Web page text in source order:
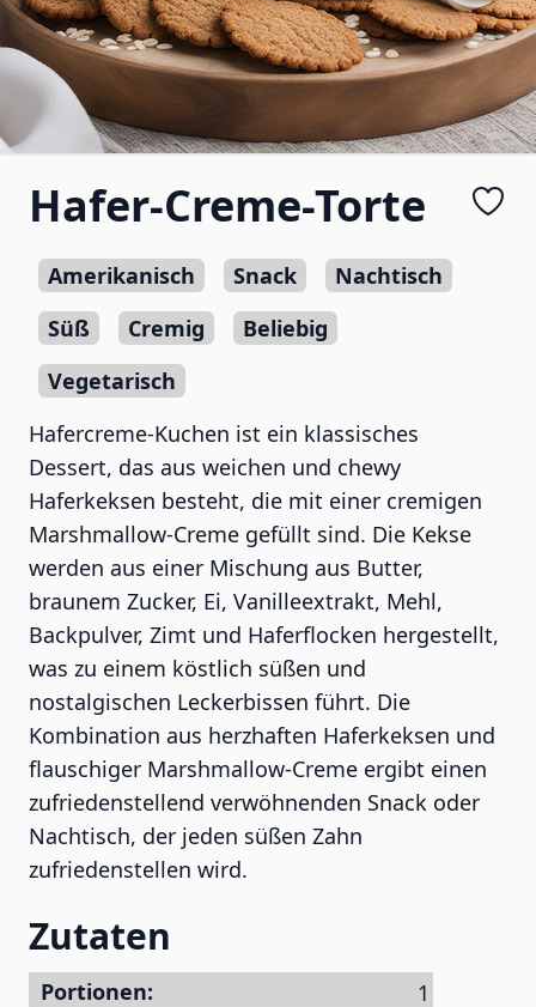
Hafer-Creme-Torte
Amerikanisch Snack
Nachtisch
Süß
Cremig
Beliebig
Vegetarisch
Hafercreme-Kuchen ist ein klassisches
Dessert, das aus weichen und chewy
Haferkeksen besteht, die mit einer cremigen
Marshmallow-Creme gefüllt sind. Die Kekse
werden aus einer Mischung aus Butter,
braunem Zucker, Ei, Vanilleextrakt, Mehl,
Backpulver, Zimt und Haferflocken hergestellt,
was zu einem köstlich süßen und
nostalgischen Leckerbissen führt. Die
Kombination aus herzhaften Haferkeksen und
flauschiger Marshmallow-Creme ergibt einen
zufriedenstellend verwöhnenden Snack oder
Nachtisch, der jeden süßen Zahn
zufriedenstellen wird.
Zutaten
Portionen: